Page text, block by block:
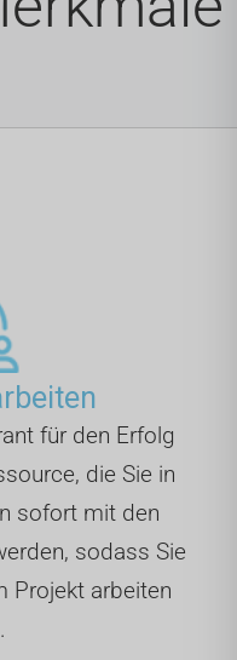
für den Erfolg
die Sie in
sofort mit den
sodass Sie
Projekt arbeiten